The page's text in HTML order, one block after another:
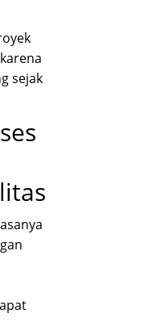
sejak